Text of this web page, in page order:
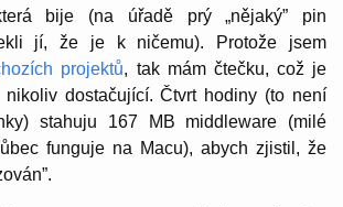
bije (na úřadě prý „nějaký” pin
jí, že je k ničemu). Protože jsem
projektů, tak mám čtečku, což je
nikoliv dostačující. Čtvrt hodiny (to není
stahuju 167 MB middleware (milé
funguje na Macu), abych zjistil, že